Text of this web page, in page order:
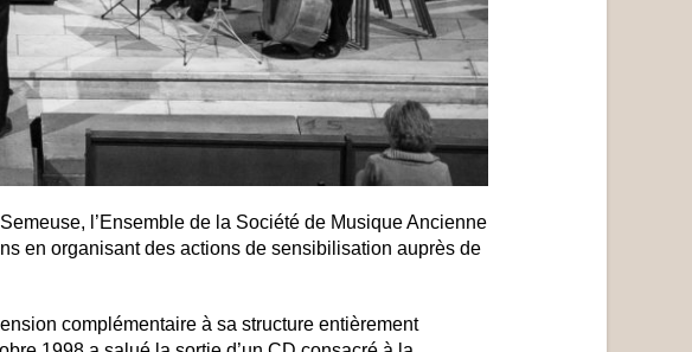
l’Ensemble de la Société de Musique Ancienne
en organisant des actions de sensibilisation auprès de
complémentaire à sa structure entièrement